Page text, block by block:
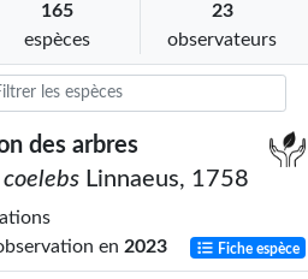
165
espèces
23
observateurs
des arbres
Linnaeus, 1758
en 2023 Fiche espèce